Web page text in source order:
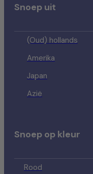
Snoep uit
(Oud) hollands
Amerika
Japan
Azië
Snoep op kleur
Rood